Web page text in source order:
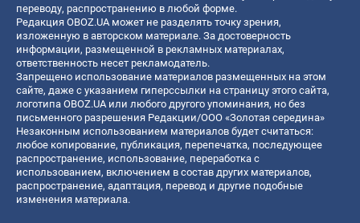
переводу, распространению в любой форме.
Редакция OBOZ.UA может не разделять точку зрения,
изложенную в авторском материале. За достоверность
информации, размещенной в рекламных материалах,
ответственность несет рекламодатель.
Запрещено использование материалов размещенных на этом
сайте, даже с указанием гиперссылки на страницу этого сайта,
логотипа OBOZ.UA или любого другого упоминания, но без
письменного разрешения Редакции/ООО «Золотая середина»
Незаконным использованием материалов будет считаться:
любое копирование, публикация, перепечатка, последующее
распространение, использование, переработка с
использованием, включением в состав других материалов,
распространение, адаптация, перевод и другие подобные
изменения материала.